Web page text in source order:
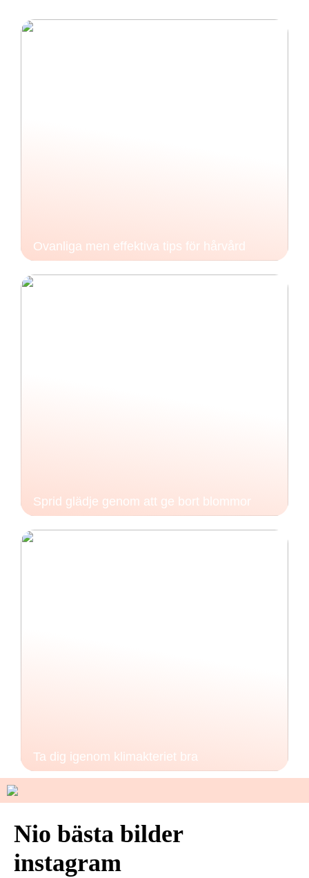
Ovanliga men effektiva tips för hårvård
Sprid glädje genom att ge bort blommor
Ta dig igenom klimakteriet bra
Nio bästa bilder
instagram